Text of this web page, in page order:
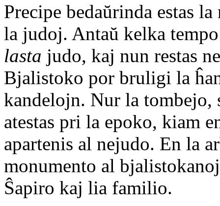
Precipe bedaŭrinda estas la
la judoj. Antaŭ kelka
lasta judo, kaj nun restas
Bjalistoko por bruligi la
kandelojn. Nur la
atestas pri la epoko, kiam
apartenis al nejudo. En la
monumento al
Ŝapiro kaj lia familio.